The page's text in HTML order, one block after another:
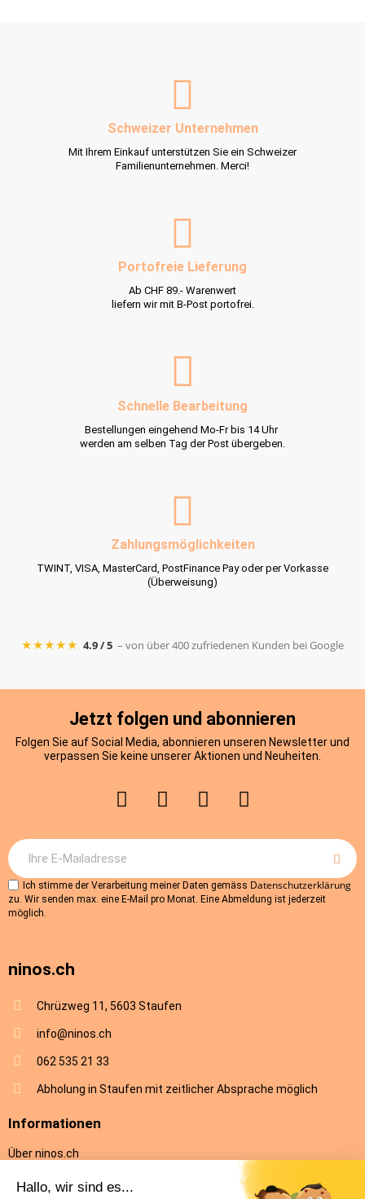
Schweizer Unternehmen
Mit Ihrem Einkauf unterstützen Sie ein Schweizer
Familienunternehmen. Merci!
Portofreie Lieferung
Ab CHF 89.- Warenwert
liefern wir mit B-Post portofrei.
Schnelle Bearbeitung
Bestellungen eingehend Mo-Fr bis 14 Uhr
werden am selben Tag der Post übergeben.
Zahlungsmöglichkeiten
TWINT, VISA, MasterCard, PostFinance Pay oder per Vorkasse
(Überweisung)
★★★★★ 4.9 / 5 – von über 400 zufriedenen Kunden bei Google
Jetzt folgen und abonnieren
Folgen Sie auf Social Media, abonnieren unseren Newsletter und
verpassen Sie keine unserer Aktionen und Neuheiten.
Ich stimme der Verarbeitung meiner Daten gemäss Datenschutzerklärung
zu. Wir senden max. eine E-Mail pro Monat. Eine Abmeldung ist jederzeit
möglich.
ninos.ch
Chrüzweg 11, 5603 Staufen
info@ninos.ch
062 535 21 33
Abholung in Staufen mit zeitlicher Absprache möglich
Informationen
Über ninos.ch
AGB